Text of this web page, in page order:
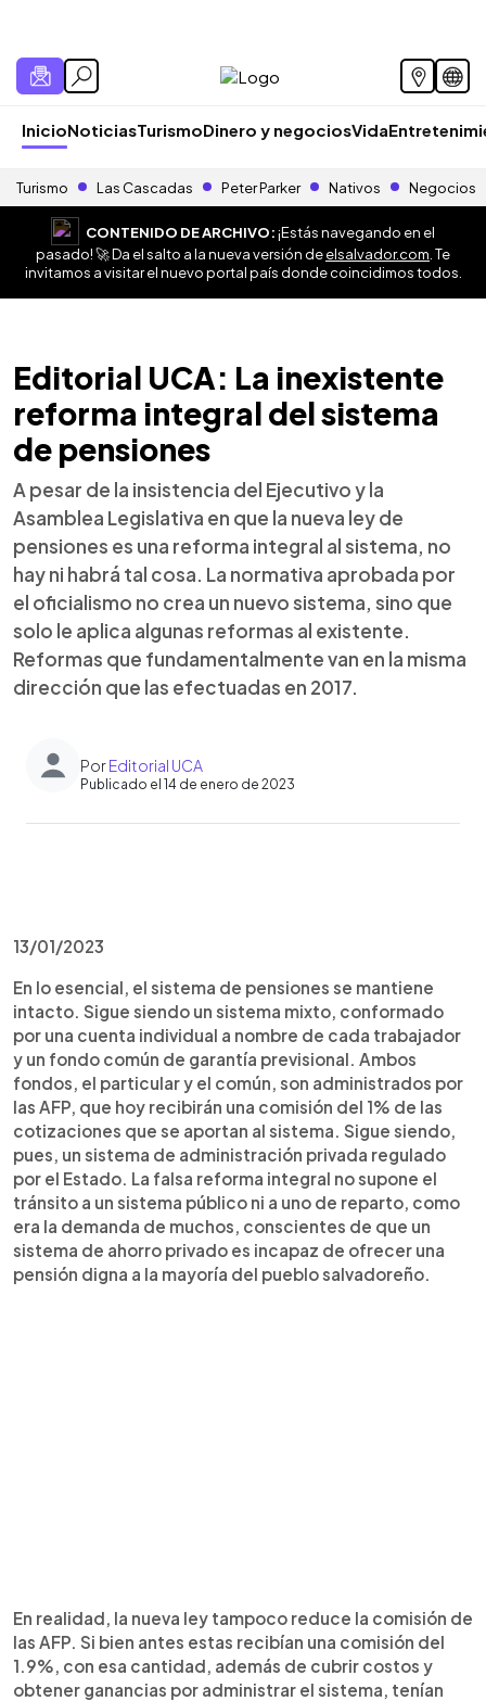
InicioNoticiasTurismoDinero y negociosVida
Turismo Las Cascadas Peter Parker Nativos Negocios
CONTENIDO DE ARCHIVO:¡Estás navegando en el
pasado! 🚀 Da el salto a la nueva versión deelsalvador.com . Te
invitamos a visitar el nuevo portal país donde coincidimos todos.
Editorial UCA: La inexistente
reforma integral del sistema
de pensiones
A pesar de la insistencia del Ejecutivo y la
Asamblea Legislativa en que la nueva ley de
pensiones es una reforma integral al sistema, no
hay ni habrá tal cosa. La normativa aprobada por
el oficialismo no crea un nuevo sistema, sino que
solo le aplica algunas reformas al existente.
Reformas que fundamentalmente van en la misma
dirección que las efectuadas en 2017.
PorEditorial UCA
Publicado el 14 de enero de 2023
13/01/2023
En lo esencial, el sistema de pensiones se mantiene
intacto. Sigue siendo un sistema mixto, conformado
por una cuenta individual a nombre de cada trabajador
y un fondo común de garantía previsional. Ambos
fondos, el particular y el común, son administrados por
las AFP, que hoy recibirán una comisión del 1% de las
cotizaciones que se aportan al sistema. Sigue siendo,
pues, un sistema de administración privada regulado
por el Estado. La falsa reforma integral no supone el
tránsito a un sistema público ni a uno de reparto, como
era la demanda de muchos, conscientes de que un
sistema de ahorro privado es incapaz de ofrecer una
pensión digna a la mayoría del pueblo salvadoreño.
En realidad, la nueva ley tampoco reduce la comisión de
las AFP. Si bien antes estas recibían una comisión del
1.9%, con esa cantidad, además de cubrir costos y
obtener ganancias por administrar el sistema, tenían